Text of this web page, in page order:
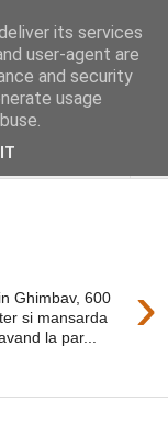
0768 440 185
›
Ghimbav, 600
si mansarda
la par...
its services
user-agent are
and security
usage